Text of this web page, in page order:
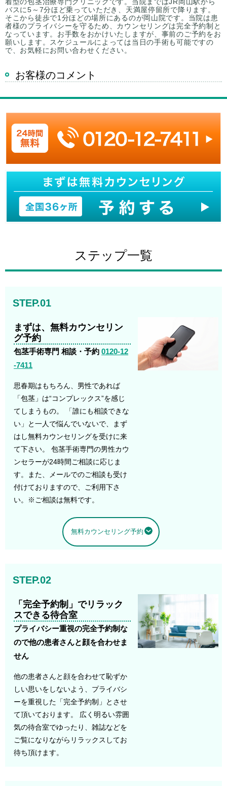
バスに5～7分ほど乗っていただき、天満屋停留所で降ります。
そこから徒歩で1分ほどの場所にあるのが岡山院です。当院は患
者様のプライバシーを守るため、カウンセリングは完全予約制と
なっています。お手数をおかけいたしますが、事前のご予約をお
願いします。スケジュールによっては当日の手術も可能ですの
で、お気軽にお問い合わせください。
お客様のコメント
ステップ一覧
STEP.01
まずは、無料カウンセリン
グ予約
包茎手術専門 相談・予約0120-12
-7411
思春期はもちろん、男性であれば
「包茎」は“コンプレックス”を感じ
てしまうもの。 「誰にも相談できな
い」と一人で悩んでいないで、まず
はし無料カウンセリングを受けに来
て下さい。 包茎手術専門の男性カウ
ンセラーが24時間ご相談に応じま
す。また、メールでのご相談も受け
付けておりますので、ご利用下さ
い。※ご相談は無料です。
無料カウンセリング予約
STEP.02
「完全予約制」でリラック
スできる待合室
プライバシー重視の完全予約制な
ので他の患者さんと顔を合わせま
せん
他の患者さんと顔を合わせて恥ずか
しい思いをしないよう、プライバシ
ーを重視した「完全予約制」とさせ
て頂いております。 広く明るい雰囲
気の待合室でゆったり、雑誌などを
ご覧になりながらリラックスしてお
待ち頂けます。